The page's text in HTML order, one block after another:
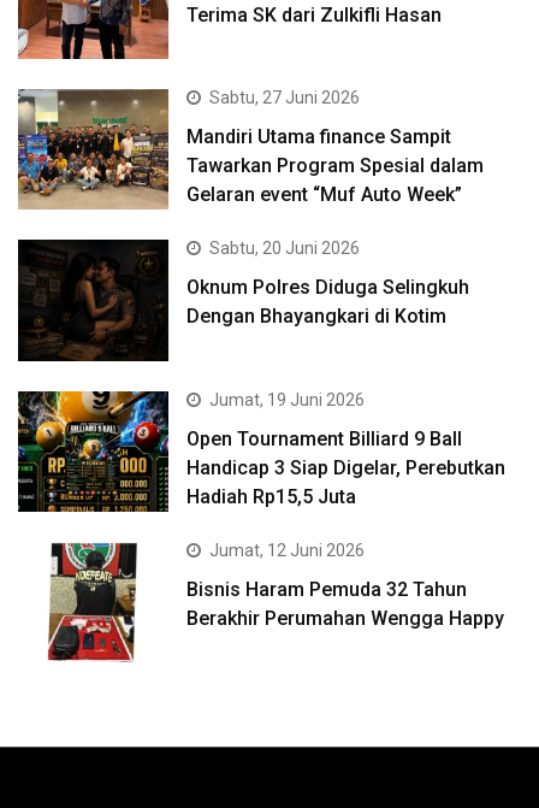
Terima SK dari Zulkifli Hasan
Sabtu, 27 Juni 2026
Mandiri Utama finance Sampit
Tawarkan Program Spesial dalam
Gelaran event “Muf Auto Week”
Sabtu, 20 Juni 2026
Oknum Polres Diduga Selingkuh
Dengan Bhayangkari di Kotim
Jumat, 19 Juni 2026
Open Tournament Billiard 9 Ball
Handicap 3 Siap Digelar, Perebutkan
Hadiah Rp15,5 Juta
Jumat, 12 Juni 2026
Bisnis Haram Pemuda 32 Tahun
Berakhir Perumahan Wengga Happy